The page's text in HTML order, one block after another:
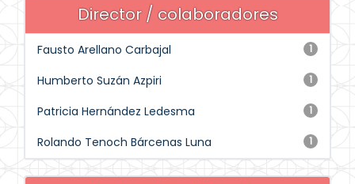
Director / colaboradores
1
Fausto Arellano Carbajal
1
Humberto Suzán Azpiri
1
Patricia Hernández Ledesma
1
Rolando Tenoch Bárcenas Luna